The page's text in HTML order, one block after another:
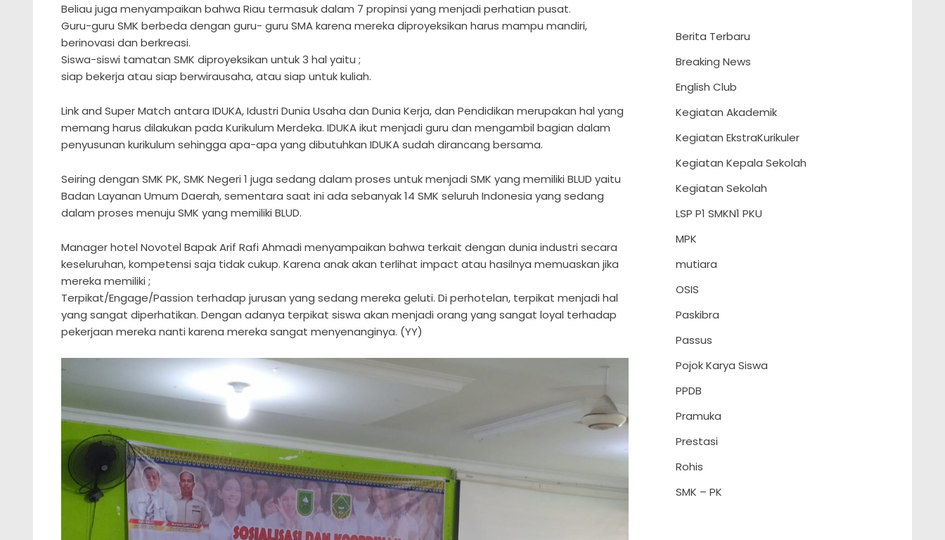
Beliau juga menyampaikan bahwa Riau termasuk dalam 7 propinsi yang menjadi perhatian pusat.
Guru-guru SMK berbeda dengan guru- guru SMA karena mereka diproyeksikan harus mampu mandiri,
berinovasi dan berkreasi.
Siswa-siswi tamatan SMK diproyeksikan untuk 3 hal yaitu ;
siap bekerja atau siap berwirausaha, atau siap untuk kuliah.
Link and Super Match antara IDUKA, Idustri Dunia Usaha dan Dunia Kerja, dan Pendidikan merupakan hal yang
memang harus dilakukan pada Kurikulum Merdeka. IDUKA ikut menjadi guru dan mengambil bagian dalam
penyusunan kurikulum sehingga apa-apa yang dibutuhkan IDUKA sudah dirancang bersama.
Seiring dengan SMK PK, SMK Negeri 1 juga sedang dalam proses untuk menjadi SMK yang memiliki BLUD yaitu
Badan Layanan Umum Daerah, sementara saat ini ada sebanyak 14 SMK seluruh Indonesia yang sedang
dalam proses menuju SMK yang memiliki BLUD.
Manager hotel Novotel Bapak Arif Rafi Ahmadi menyampaikan bahwa terkait dengan dunia industri secara
keseluruhan, kompetensi saja tidak cukup. Karena anak akan terlihat impact atau hasilnya memuaskan jika
mereka memiliki ;
Terpikat/Engage/Passion terhadap jurusan yang sedang mereka geluti. Di perhotelan, terpikat menjadi hal
yang sangat diperhatikan. Dengan adanya terpikat siswa akan menjadi orang yang sangat loyal terhadap
pekerjaan mereka nanti karena mereka sangat menyenanginya. (YY)
Berita Terbaru
Breaking News
English Club
Kegiatan Akademik
Kegiatan EkstraKurikuler
Kegiatan Kepala Sekolah
Kegiatan Sekolah
LSP P1 SMKN1 PKU
MPK
mutiara
OSIS
Paskibra
Passus
Pojok Karya Siswa
PPDB
Pramuka
Prestasi
Rohis
SMK – PK